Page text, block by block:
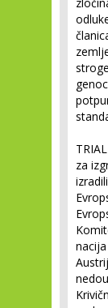
za
izradili